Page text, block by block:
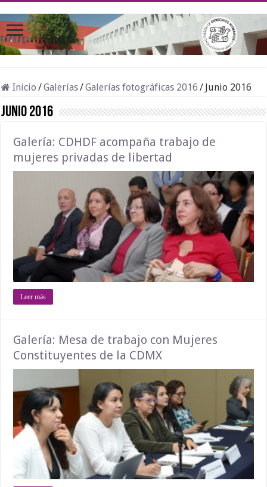
Inicio /Galerías/Galerías fotográficas 2016 / Junio 2016
Junio 2016
Galería: CDHDF acompaña trabajo de
mujeres privadas de libertad
Leer más
Galería: Mesa de trabajo con Mujeres
Constituyentes de la CDMX